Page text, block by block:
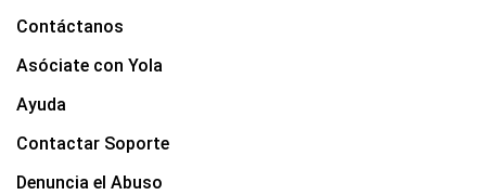
Contáctanos
Asóciate con Yola
Ayuda
Contactar Soporte
Denuncia el Abuso